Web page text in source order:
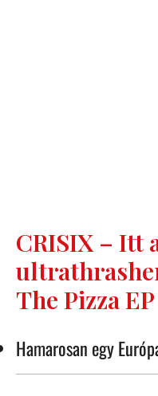
CRISIX – Itt
The Pizza EP
Hamarosan egy